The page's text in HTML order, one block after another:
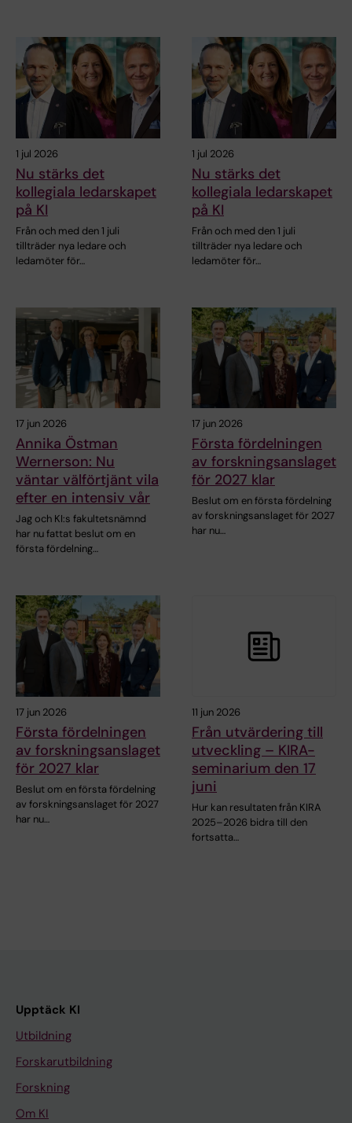
1 jul 2026
Nu stärks det
kollegiala ledarskapet
på KI
Från och med den 1 juli
tillträder nya ledare och
ledamöter för…
1 jul 2026
Nu stärks det
kollegiala ledarskapet
på KI
Från och med den 1 juli
tillträder nya ledare och
ledamöter för…
17 jun 2026
Annika Östman
Wernerson: Nu
väntar välförtjänt vila
efter en intensiv vår
Jag och KI:s fakultetsnämnd
har nu fattat beslut om en
första fördelning…
17 jun 2026
Första fördelningen
av forskningsanslaget
för 2027 klar
Beslut om en första fördelning
av forskningsanslaget för 2027
har nu…
17 jun 2026
Första fördelningen
av forskningsanslaget
för 2027 klar
Beslut om en första fördelning
av forskningsanslaget för 2027
har nu…
11 jun 2026
Från utvärdering till
utveckling – KIRA-
seminarium den 17
juni
Hur kan resultaten från KIRA
2025–2026 bidra till den
fortsatta…
Upptäck KI
Utbildning
Forskarutbildning
Forskning
Om KI